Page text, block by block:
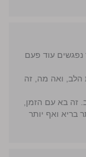
עוד פעם
הלב, ואה מה, זה
זה בא עם הזמן,
בריא ואף יותר